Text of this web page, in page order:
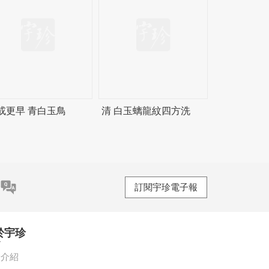
更早 青白玉鳥 清 白玉螭龍紋四方洗
訂閱宇珍電子報
宇珍
紹